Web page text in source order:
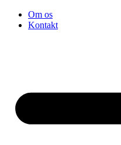
VidereOm os
Kontakt